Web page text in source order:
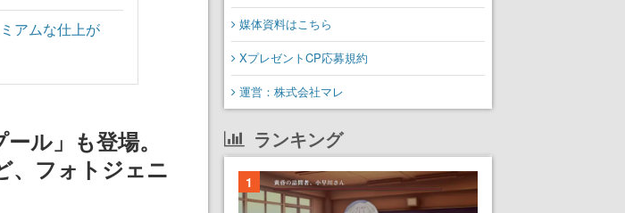
アムな仕上が
ル」も登場。
、フォトジェニ
媒体資料はこちら
XプレゼントCP応募規約
運営：株式会社マレ
ランキング
1